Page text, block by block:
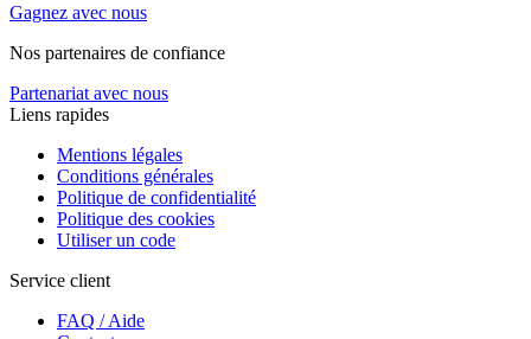
Gagnez avec nous
Nos partenaires de confiance
Partenariat avec nous
Liens rapides
Mentions légales
Conditions générales
Politique de confidentialité
Politique des cookies
Utiliser un code
Service client
FAQ / Aide